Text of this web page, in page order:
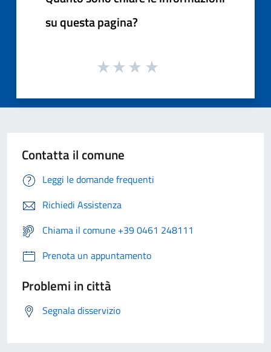
su questa pagina?
Contatta il comune
Leggi le domande frequenti
Richiedi Assistenza
Chiama il comune +39 0461 248111
Prenota un appuntamento
Problemi in città
Segnala disservizio